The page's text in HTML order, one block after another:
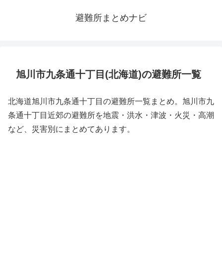
避難所まとめナビ
旭川市九条通十丁目(北海道)の避難所一覧
北海道旭川市九条通十丁目の避難所一覧まとめ。旭川市九
条通十丁目近郊の避難所を地震・洪水・津波・火災・高潮
など、災害別にまとめてあります。